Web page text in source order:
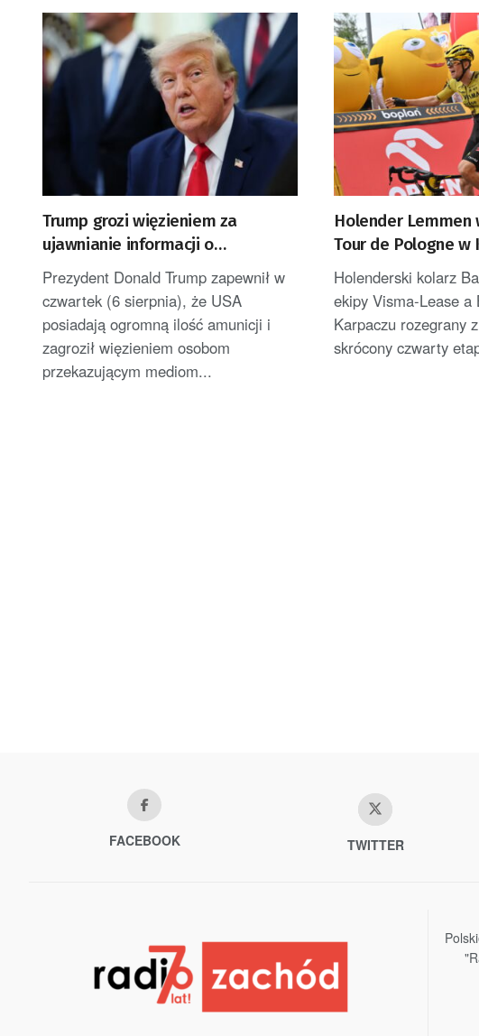
Trump grozi więzieniem za
ujawnianie informacji o
uszczuplonych zapasach amunicji
Prezydent Donald Trump zapewnił w
czwartek (6 sierpnia), że USA
posiadają ogromną ilość amunicji i
zagroził więzieniem osobom
przekazującym mediom...
Holender Lemmen
Tour de Pologne w
został liderem
Holenderski kolarz
ekipy Visma-Lease a
Karpaczu rozegrany
skrócony czwarty
FACEBOOK TWITTER